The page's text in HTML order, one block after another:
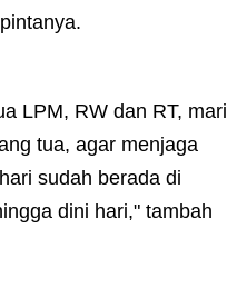
LPM, RW dan RT, mari
tua, agar menjaga
sudah berada di
dini hari," tambah